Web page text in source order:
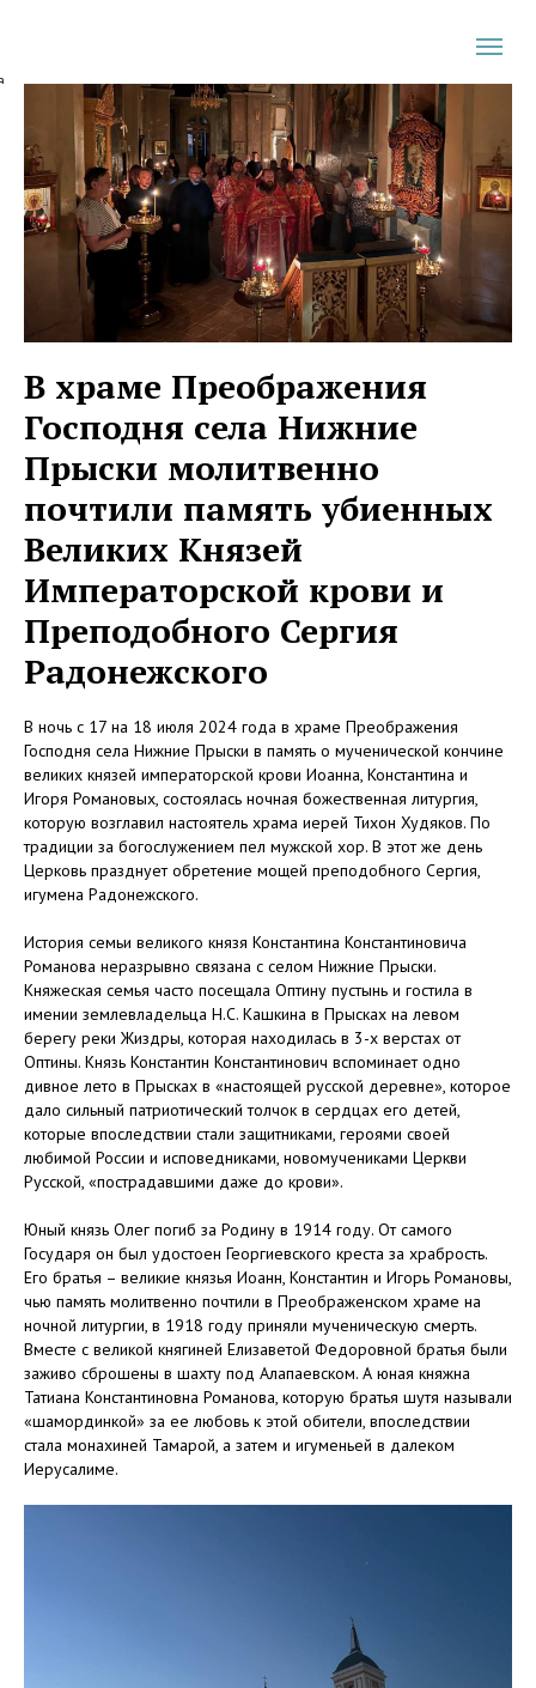
В храме Преображения
Господня села Нижние
Прыски молитвенно
почтили память убиенных
Великих Князей
Императорской крови и
Преподобного Сергия
Радонежского
В ночь с 17 на 18 июля 2024 года в храме Преображения
Господня села Нижние Прыски в память о мученической кончине
великих князей императорской крови Иоанна, Константина и
Игоря Романовых, состоялась ночная божественная литургия,
которую возглавил настоятель храма иерей Тихон Худяков. По
традиции за богослужением пел мужской хор. В этот же день
Церковь празднует обретение мощей преподобного Сергия,
игумена Радонежского.
История семьи великого князя Константина Константиновича
Романова неразрывно связана с селом Нижние Прыски.
Княжеская семья часто посещала Оптину пустынь и гостила в
имении землевладельца Н.С. Кашкина в Прысках на левом
берегу реки Жиздры, которая находилась в 3-х верстах от
Оптины. Князь Константин Константинович вспоминает одно
дивное лето в Прысках в «настоящей русской деревне», которое
дало сильный патриотический толчок в сердцах его детей,
которые впоследствии стали защитниками, героями своей
любимой России и исповедниками, новомучениками Церкви
Русской, «пострадавшими даже до крови».
Юный князь Олег погиб за Родину в 1914 году. От самого
Государя он был удостоен Георгиевского креста за храбрость.
Его братья – великие князья Иоанн, Константин и Игорь Романовы,
чью память молитвенно почтили в Преображенском храме на
ночной литургии, в 1918 году приняли мученическую смерть.
Вместе с великой княгиней Елизаветой Федоровной братья были
заживо сброшены в шахту под Алапаевском. А юная княжна
Татиана Константиновна Романова, которую братья шутя называли
«шамординкой» за ее любовь к этой обители, впоследствии
стала монахиней Тамарой, а затем и игуменьей в далеком
Иерусалиме.